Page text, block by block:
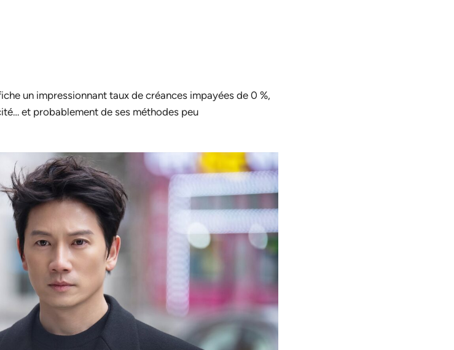
un impressionnant taux de créances impayées de 0 %,
et probablement de ses méthodes peu